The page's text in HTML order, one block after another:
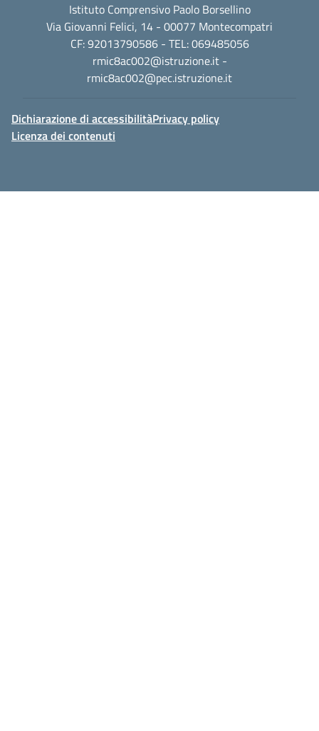
Istituto Comprensivo Paolo Borsellino
Via Giovanni Felici, 14 - 00077 Montecompatri
CF: 92013790586 - TEL: 069485056
rmic8ac002@istruzione.it-
rmic8ac002@pec.istruzione.it
Dichiarazione di accessibilitàPrivacy policy
Licenza dei contenuti